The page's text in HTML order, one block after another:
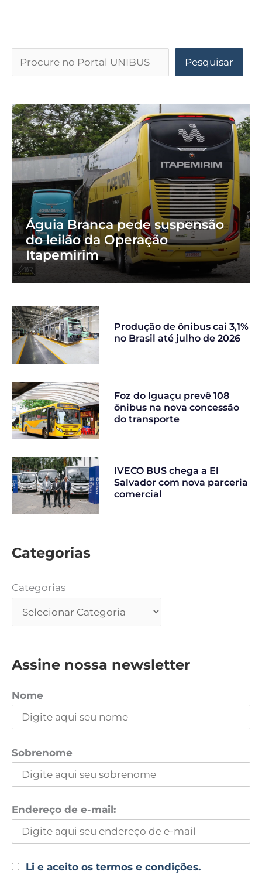
Pesquisar
Águia Branca pede suspensão
do leilão da Operação
Itapemirim
Produção de ônibus cai 3,1%
no Brasil até julho de 2026
Foz do Iguaçu prevê 108
ônibus na nova concessão
do transporte
IVECO BUS chega a El
Salvador com nova parceria
comercial
Categorias
Categorias
Assine nossa newsletter
Nome
Sobrenome
Endereço de e-mail:
Li e aceito os termos e condições.